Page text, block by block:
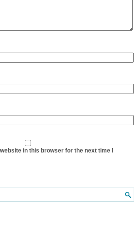
in this browser for the next time I